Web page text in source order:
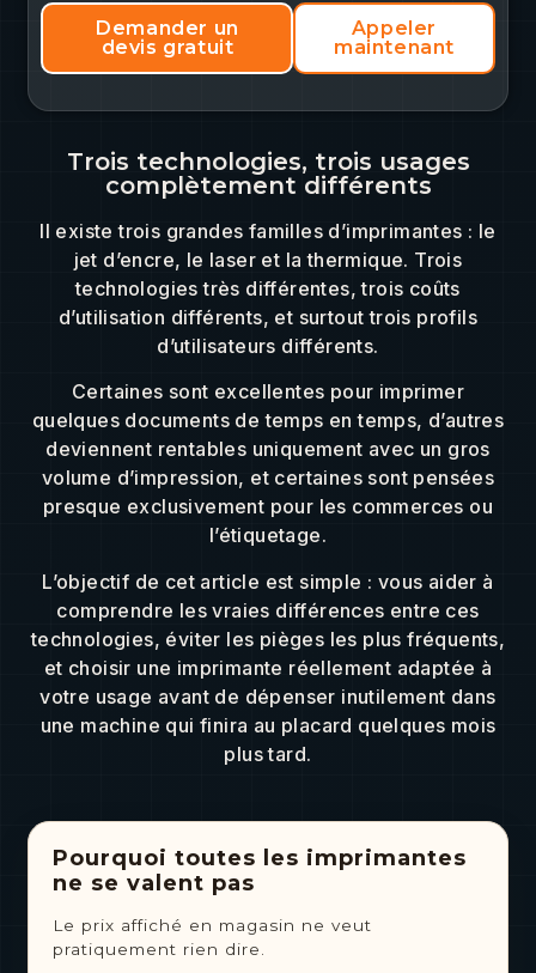
Demander un
devis gratuit
Appeler
maintenant
Trois technologies, trois usages
complètement différents
Il existe trois grandes familles d’imprimantes : le
jet d’encre, le laser et la thermique. Trois
technologies très différentes, trois coûts
d’utilisation différents, et surtout trois profils
d’utilisateurs différents.
Certaines sont excellentes pour imprimer
quelques documents de temps en temps, d’autres
deviennent rentables uniquement avec un gros
volume d’impression, et certaines sont pensées
presque exclusivement pour les commerces ou
l’étiquetage.
L’objectif de cet article est simple : vous aider à
comprendre les vraies différences entre ces
technologies, éviter les pièges les plus fréquents,
et choisir une imprimante réellement adaptée à
votre usage avant de dépenser inutilement dans
une machine qui finira au placard quelques mois
plus tard.
Pourquoi toutes les imprimantes
ne se valent pas
Le prix affiché en magasin ne veut
pratiquement rien dire.